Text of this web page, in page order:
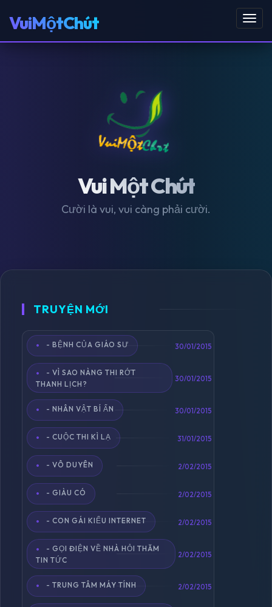
VuiMộtChút
Vui Một Chút
Cười là vui, vui càng phải cười.
TRUYỆN MỚI
- BỆNH CỦA GIÁO SƯ 30/01/2015
- VÌ SAO NÀNG THI RỚT
THANH LỊCH?
30/01/2015
- NHÂN VẬT BÍ ẨN 30/01/2015
- CUỘC THI KÌ LẠ 31/01/2015
- VÔ DUYÊN 2/02/2015
- GIÀU CÓ 2/02/2015
- CON GÁI KIỂU INTERNET 2/02/2015
- GỌI ĐIỆN VỀ NHÀ HỎI THĂM
TIN TỨC
2/02/2015
- TRUNG TÂM MÁY TÍNH 2/02/2015